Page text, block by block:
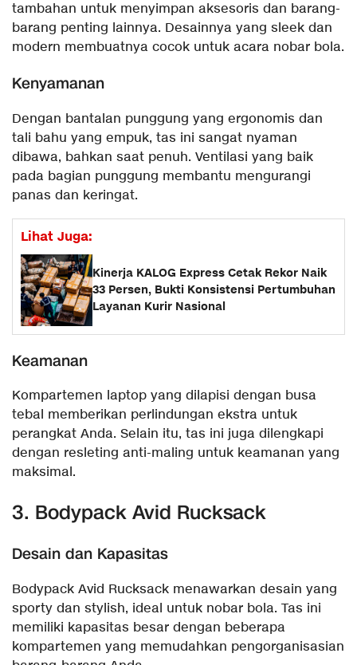
tambahan untuk menyimpan aksesoris dan barang-
barang penting lainnya. Desainnya yang sleek dan
modern membuatnya cocok untuk acara nobar bola.
Kenyamanan
Dengan bantalan punggung yang ergonomis dan
tali bahu yang empuk, tas ini sangat nyaman
dibawa, bahkan saat penuh. Ventilasi yang baik
pada bagian punggung membantu mengurangi
panas dan keringat.
Lihat Juga:
Kinerja KALOG Express Cetak Rekor Naik
33 Persen, Bukti Konsistensi Pertumbuhan
Layanan Kurir Nasional
Keamanan
Kompartemen laptop yang dilapisi dengan busa
tebal memberikan perlindungan ekstra untuk
perangkat Anda. Selain itu, tas ini juga dilengkapi
dengan resleting anti-maling untuk keamanan yang
maksimal.
3. Bodypack Avid Rucksack
Desain dan Kapasitas
Bodypack Avid Rucksack menawarkan desain yang
sporty dan stylish, ideal untuk nobar bola. Tas ini
memiliki kapasitas besar dengan beberapa
kompartemen yang memudahkan pengorganisasian